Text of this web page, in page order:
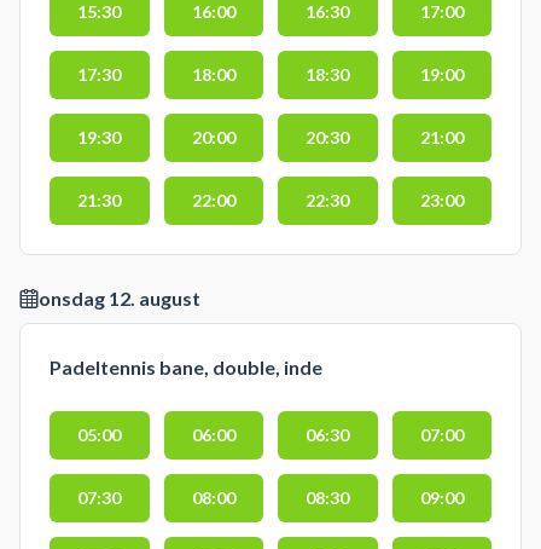
15:30 16:00 16:30 17:00
17:30 18:00 18:30 19:00
19:30 20:00 20:30 21:00
21:30 22:00 22:30 23:00
onsdag 12. august
Padeltennis bane, double, inde
05:00 06:00 06:30 07:00
07:30 08:00 08:30 09:00